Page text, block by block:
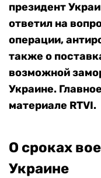
президент
ответил на
операции,
также о
возможной
Украине.
материале RTVI.
О сроках
Украине